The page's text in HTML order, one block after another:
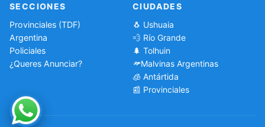
SECCIONES
Provinciales (TDF)
Argentina
Policiales
¿Queres Anunciar?
CIUDADES
🐧 Ushuaia
💨 Río Grande
🌲 Tolhuin
Malvinas Argentinas
🧊 Antártida
📰 Provinciales